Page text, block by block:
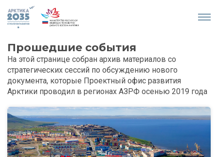
Прошедшие события
На этой странице собран архив материалов со
стратегических сессий по обсуждению нового
документа, которые Проектный офис развития
Арктики проводил в регионах АЗРФ осенью 2019 года